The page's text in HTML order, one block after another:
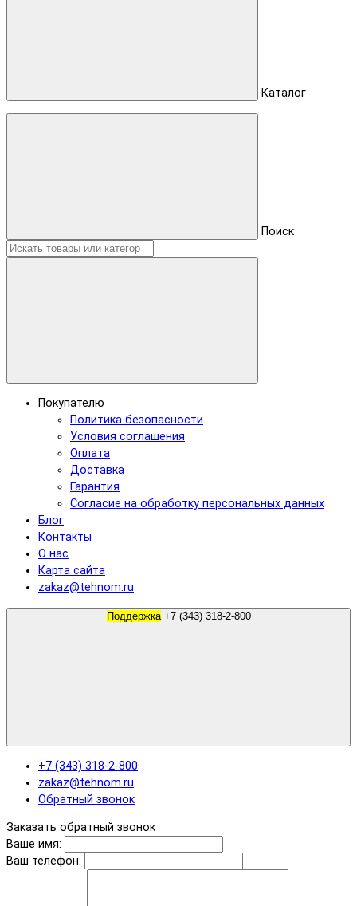
Каталог
Поиск
Покупателю
Политика безопасности
Условия соглашения
Оплата
Доставка
Гарантия
Согласие на обработку персональных данных
Блог
Контакты
О нас
Карта сайта
zakaz@tehnom.ru
Поддержка +7 (343) 318-2-800
+7 (343) 318-2-800
zakaz@tehnom.ru
Обратный звонок
Заказать обратный звонок
Ваше имя:
Ваш телефон: